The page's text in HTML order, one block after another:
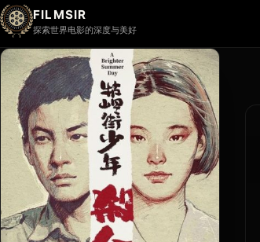
FILMSIR
探索世界电影的深度与美好